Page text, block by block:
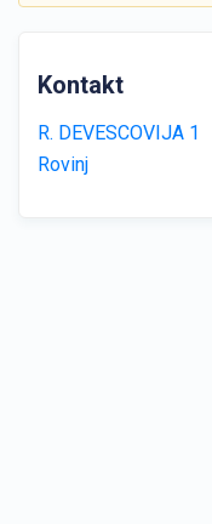
Kontakt
R. DEVESCOVIJA 1
Rovinj